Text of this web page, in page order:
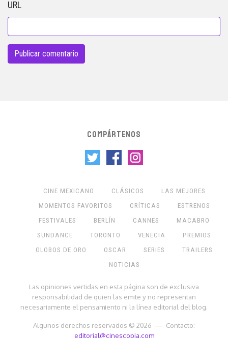
URL
COMPÁRTENOS
CINE MEXICANO CLÁSICOS
LAS MEJORES
MOMENTOS FAVORITOS
CRÍTICAS
ESTRENOS
FESTIVALES
BERLÍN CANNES
MACABRO
SUNDANCE
TORONTO VENECIA
PREMIOS
GLOBOS DE ORO
OSCAR SERIES
TRAILERS
NOTICIAS
Las opiniones vertidas en esta página son de exclusiva
responsabilidad de quien las emite y no representan
necesariamente el pensamiento ni la línea editorial del blog.
Algunos derechos reservados © 2026 — Contacto:
editorial@cinescopia.com